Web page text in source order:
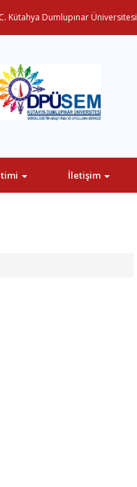
Kütahya Dumlupınar Üniversitesi
İletişim